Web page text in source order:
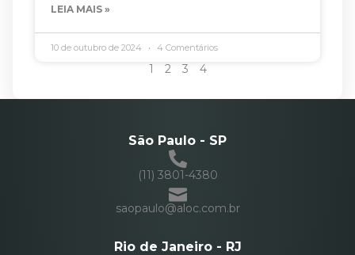
LEIA MAIS »
10 de outubro de 2024 4 Comentários
1 2 3 4
São Paulo - SP
(11) 3801-4380
saopaulo@aloc.com.br
Rio de Janeiro - RJ